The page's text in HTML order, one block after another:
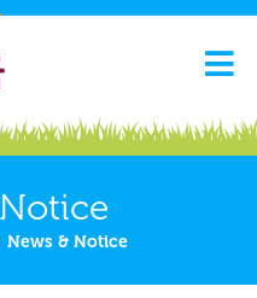
News & Notice